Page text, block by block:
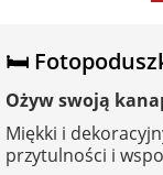
🛏️
Ożyw swoją
Miękki i
przytulności i